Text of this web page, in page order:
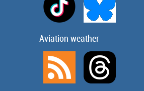
Aviation weather